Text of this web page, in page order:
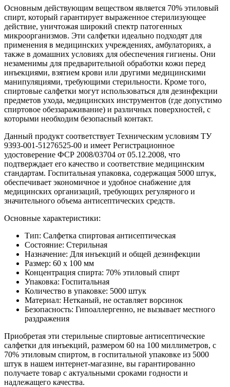
Основным действующим веществом является 70% этиловый
спирт, который гарантирует выраженное стерилизующее
действие, уничтожая широкий спектр патогенных
микроорганизмов. Эти салфетки идеально подходят для
применения в медицинских учреждениях, амбулаториях, а
также в домашних условиях для обеспечения гигиены. Они
незаменимы для предварительной обработки кожи перед
инъекциями, взятием крови или другими медицинскими
манипуляциями, требующими стерильности. Кроме того,
спиртовые салфетки могут использоваться для дезинфекции
предметов ухода, медицинских инструментов (где допустимо
спиртовое обеззараживание) и различных поверхностей, с
которыми необходим безопасный контакт.
Данный продукт соответствует Техническим условиям ТУ
9393-001-51276525-00 и имеет Регистрационное
удостоверение ФСР 2008/03704 от 05.12.2008, что
подтверждает его качество и соответствие медицинским
стандартам. Госпитальная упаковка, содержащая 5000 штук,
обеспечивает экономичное и удобное снабжение для
медицинских организаций, требующих регулярного и
значительного объема антисептических средств.
Основные характеристики:
Тип: Салфетка спиртовая антисептическая
Состояние: Стерильная
Назначение: Для инъекций и общей дезинфекции
Размер: 60 х 100 мм
Концентрация спирта: 70% этиловый спирт
Упаковка: Госпитальная
Количество в упаковке: 5000 штук
Материал: Нетканый, не оставляет ворсинок
Безопасность: Гипоаллергенно, не вызывает местного
раздражения
Приобретая эти стерильные спиртовые антисептические
салфетки для инъекций, размером 60 на 100 миллиметров, с
70% этиловым спиртом, в госпитальной упаковке из 5000
штук в нашем интернет-магазине, вы гарантированно
получаете товар с актуальными сроками годности и
надлежащего качества.